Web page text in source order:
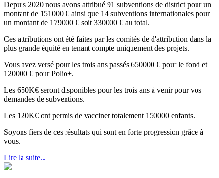
Depuis 2020 nous avons attribué 91 subventions de district pour un
montant de 151000 € ainsi que 14 subventions internationales pour
un montant de 179000 € soit 330000 € au total.
Ces attributions ont été faites par les comités de d'attribution dans la
plus grande équité en tenant compte uniquement des projets.
Vous avez versé pour les trois ans passés 650000 € pour le fond et
120000 € pour Polio+.
Les 650K€ seront disponibles pour les trois ans à venir pour vos
demandes de subventions.
Les 120K€ ont permis de vacciner totalement 150000 enfants.
Soyons fiers de ces résultats qui sont en forte progression grâce à
vous.
Lire la suite...